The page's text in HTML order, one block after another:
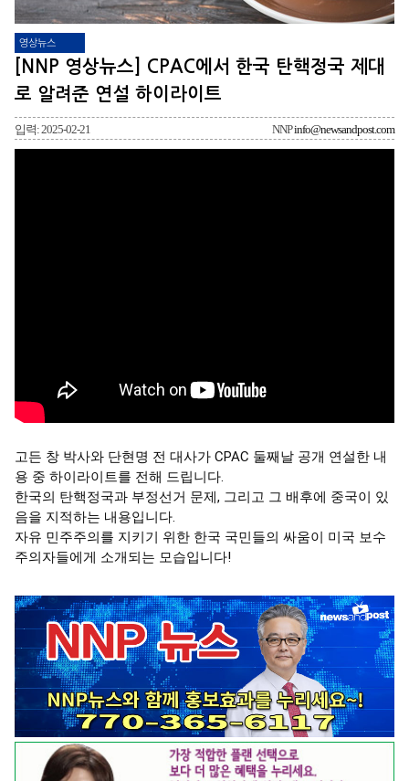
영상뉴스
[NNP 영상뉴스] CPAC에서 한국 탄핵정국 제대
로 알려준 연설 하이라이트
입력: 2025-02-21 NNPinfo@newsandpost.com
고든 창 박사와 단현명 전 대사가 CPAC 둘째날 공개 연설한 내
용 중 하이라이트를 전해 드립니다.
한국의 탄핵정국과 부정선거 문제, 그리고 그 배후에 중국이 있
음을 지적하는 내용입니다.
자유 민주주의를 지키기 위한 한국 국민들의 싸움이 미국 보수